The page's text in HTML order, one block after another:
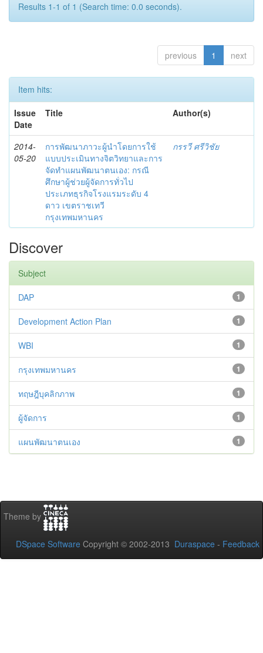
Results 1-1 of 1 (Search time: 0.0 seconds).
previous 1 next
Item hits:
Issue
Date
Title Author(s)
2014-
05-20
การพัฒนาภาวะผู้นำโดยการใช้
แบบประเมินทางจิตวิทยาและการ
จัดทำแผนพัฒนาตนเอง: กรณี
ศึกษาผู้ช่วยผู้จัดการทั่วไป
ประเภทธุรกิจโรงแรมระดับ 4
ดาว เขตราชเทวี
กรุงเทพมหานคร
กรรวี ศรีวิชัย
Discover
Subject
1
DAP
1
Development Action Plan
1
WBI
1
กรุงเทพมหานคร
1
ทฤษฎีบุคลิกภาพ
1
ผู้จัดการ
1
แผนพัฒนาตนเอง
Theme by
DSpace Software Copyright © 2002-2013 Duraspace - Feedback